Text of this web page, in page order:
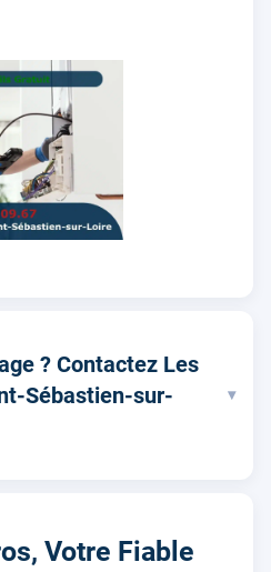
? Contactez Les
Sébastien-sur-
▾
Votre Fiable